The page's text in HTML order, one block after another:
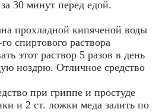
30 минут перед едой.
прохладной кипяченой воды
спиртового раствора
этот раствор 5 разов в день
ноздрю. Отличное средство
при гриппе и простуде
и 2 ст. ложки меда залить по